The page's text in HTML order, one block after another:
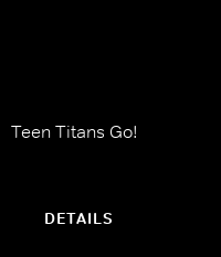
Teen Titans Go!
DETAILS